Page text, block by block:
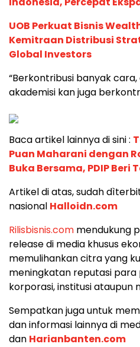
UOB Perkuat Bisnis
Kemitraan Distribusi
Global Investors
“Berkontribusi banyak
akademisi kan juga
Baca artikel lainnya di sini :
Puan Maharani dengan
Buka Bersama, PDIP Beri
Artikel di atas, sudah
nasional Halloidn.com
Rilisbisnis.com mendukung
release di media khusus
memulihankan citra yang
meningkatan reputasi
korporasi, institusi ataupun
Sempatkan juga untuk
dan informasi lainnya di
dan Harianbanten.com